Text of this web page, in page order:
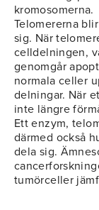
kromosomerna.
Telomererna
sig. När
celldelningen,
genomgår
normala celler
delningar. När
inte längre
Ett enzym,
därmed också
dela sig.
tumörceller